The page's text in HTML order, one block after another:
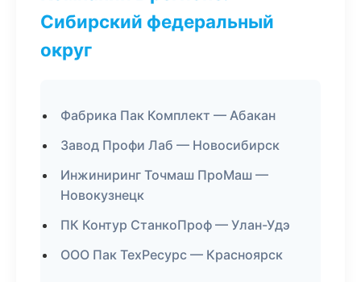
Сибирский федеральный
округ
Фабрика Пак Комплект — Абакан
Завод Профи Лаб — Новосибирск
Инжиниринг Точмаш ПроМаш —
Новокузнецк
ПК Контур СтанкоПроф — Улан-Удэ
ООО Пак ТехРесурс — Красноярск